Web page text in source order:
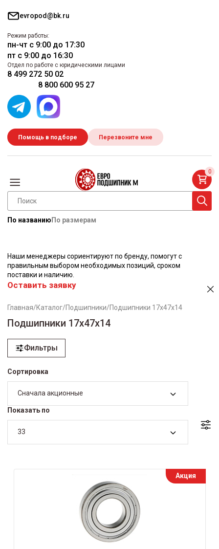
evropod@bk.ru
Режим работы:
пн-чт с 9:00 до 17:30
пт с 9:00 до 16:30
Отдел по работе с юридическими лицами
8 499 272 50 02
8 800 600 95 27
Помощь в подборе Перезвоните мне
По названию По размерам
0
Наши менеджеры сориентируют по бренду, помогут с
правильным выбором необходимых позиций, сроком
поставки и наличию.
Оставить заявку
Главная/Каталог/Подшипники/Подшипники 17х47х14
Подшипники 17х47х14
Фильтры
Сортировка
Сначала акционные
Показать по
33
Акция